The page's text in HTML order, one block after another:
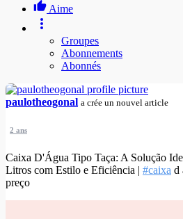
Aime
Groupes
Abonnements
Abonnés
paulotheogonal a crée un nouvel article
2 ans
Caixa D'Água Tipo Taça: A Solução
Litros com Estilo e Eficiência | #caixa d
preço